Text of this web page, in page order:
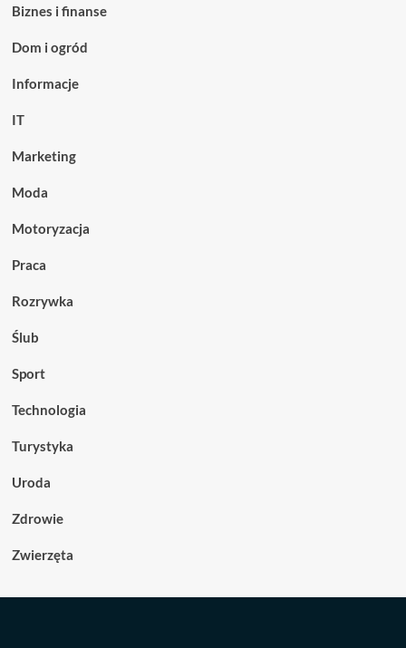
Biznes i finanse
Dom i ogród
Informacje
IT
Marketing
Moda
Motoryzacja
Praca
Rozrywka
Ślub
Sport
Technologia
Turystyka
Uroda
Zdrowie
Zwierzęta